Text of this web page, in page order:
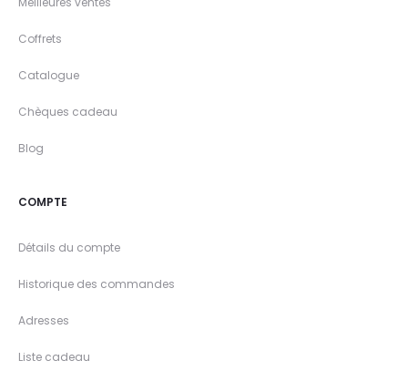
Coffrets
Catalogue
Chèques cadeau
Blog
COMPTE
Détails du compte
Historique des commandes
Adresses
Liste cadeau